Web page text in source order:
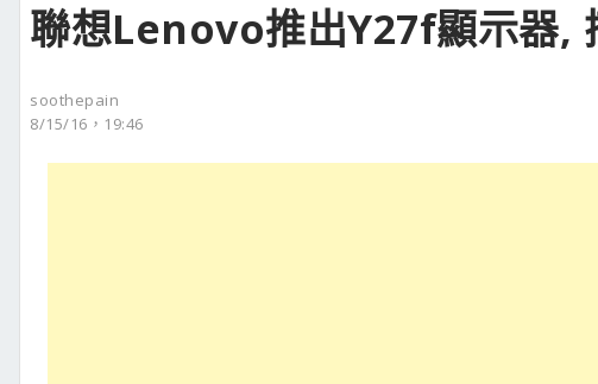
聯想Lenovo推出Y27f顯示器,
soothepain
8/15/16，19:46